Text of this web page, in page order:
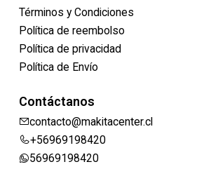
Términos y Condiciones
Política de reembolso
Política de privacidad
Política de Envío
Contáctanos
contacto@makitacenter.cl
+56969198420
56969198420